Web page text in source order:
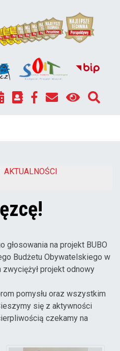
AKTUALNOŚCI
głosowania na projekt BUBO
Budżetu Obywatelskiego w
projekt odnowy
pomysłu oraz wszystkim
się z aktywności
czekamy na